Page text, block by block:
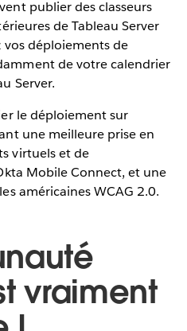
publier des classeurs
de Tableau Server
déploiements de
de votre calendrier
Server.
le déploiement sur
une meilleure prise en
virtuels et de
Mobile Connect, et une
américaines WCAG 2.0.
vraiment